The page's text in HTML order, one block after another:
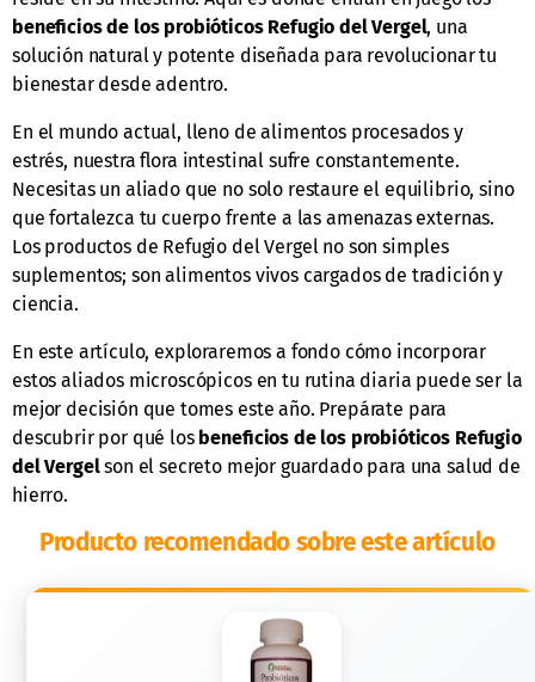
beneficios de los probióticos Refugio del Vergel, una
solución natural y potente diseñada para revolucionar tu
bienestar desde adentro.
En el mundo actual, lleno de alimentos procesados y
estrés, nuestra flora intestinal sufre constantemente.
Necesitas un aliado que no solo restaure el equilibrio, sino
que fortalezca tu cuerpo frente a las amenazas externas.
Los productos de Refugio del Vergel no son simples
suplementos; son alimentos vivos cargados de tradición y
ciencia.
En este artículo, exploraremos a fondo cómo incorporar
estos aliados microscópicos en tu rutina diaria puede ser la
mejor decisión que tomes este año. Prepárate para
descubrir por qué los beneficios de los probióticos Refugio
del Vergelson el secreto mejor guardado para una salud de
hierro.
Producto recomendado sobre este artículo